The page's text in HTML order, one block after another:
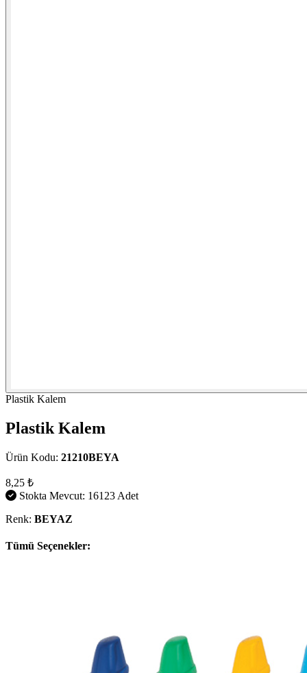
Plastik Kalem
Plastik Kalem
Ürün Kodu: 21210BEYA
8,25 ₺
Stokta Mevcut: 16123 Adet
Renk: BEYAZ
Tümü Seçenekler: